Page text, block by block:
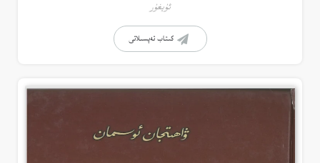
ئۇيغۇر
كىتاب تەپسىلاتى